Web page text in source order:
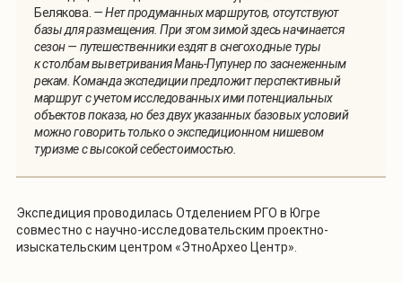
Белякова. — Нет продуманных маршрутов, отсутствуют
базы для размещения. При этом зимой здесь начинается
сезон — путешественники ездят в снегоходные туры
к столбам выветривания Мань-Пупунер по заснеженным
рекам. Команда экспедиции предложит перспективный
маршрут с учетом исследованных ими потенциальных
объектов показа, но без двух указанных базовых условий
можно говорить только о экспедиционном нишевом
туризме с высокой себестоимостью.
Экспедиция проводилась Отделением РГО в Югре
совместно с научно-исследовательским проектно-
изыскательским центром «ЭтноАрхео Центр».